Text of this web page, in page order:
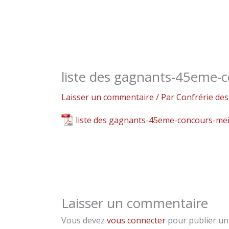
liste des gagnants-
Laisser un commentaire / ParConfrérie
liste des gagnants-45eme-concours-
Laisser un commentaire
Vous devez vous connecter pour publier